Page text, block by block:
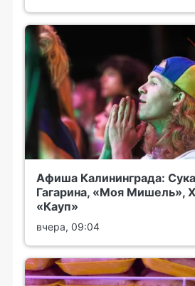
Афиша Калининграда:
Гагарина, «Моя Мишель»,
«Кауп»
вчера, 09:04